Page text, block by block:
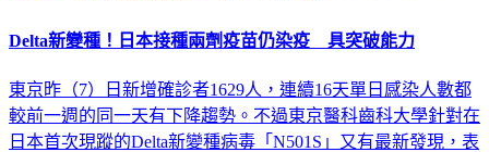
Delta新變種！日本接種兩劑疫苗仍染疫 具突破能力
東京昨（7）日新增確診者1629人，連續16天單日感染人數都
較前一週的同一天有下降趨勢。不過東京醫科齒科大學針對在
日本首次現蹤的Delta新變種病毒「N501S」又有最新發現，表